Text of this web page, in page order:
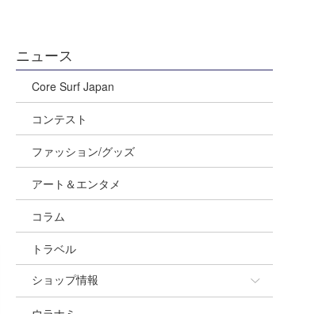
ニュース
Core Surf Japan
コンテスト
ファッション/グッズ
アート＆エンタメ
コラム
トラベル
ショップ情報